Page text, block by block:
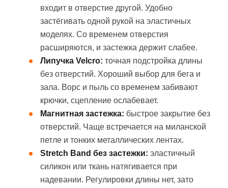
входит в отверстие другой. Удобно
застёгивать одной рукой на эластичных
моделях. Со временем отверстия
расширяются, и застежка держит слабее.
Липучка Velcro: точная подстройка длины
без отверстий. Хороший выбор для бега и
зала. Ворс и пыль со временем забивают
крючки, сцепление ослабевает.
Магнитная застежка: быстрое закрытие без
отверстий. Чаще встречается на миланской
петле и тонких металлических лентах.
Stretch Band без застежки: эластичный
силикон или ткань натягивается при
надевании. Регулировки длины нет, зато